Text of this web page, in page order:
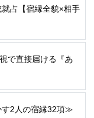
占【宿縁全貌×相手
で直接届ける『あ
2人の宿縁32項≫